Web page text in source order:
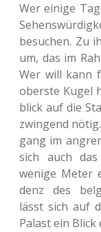
Wer einige
besu­chen. Zu
um, das im
Wer will kann
obers­te Kugel
blick auf die
zwin­gend
gang im
sich auch
wenige Meter
denz des
lässt sich auf
Palast ein Blick